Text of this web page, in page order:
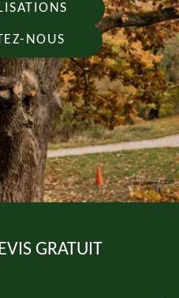
NOUS
GRATUIT